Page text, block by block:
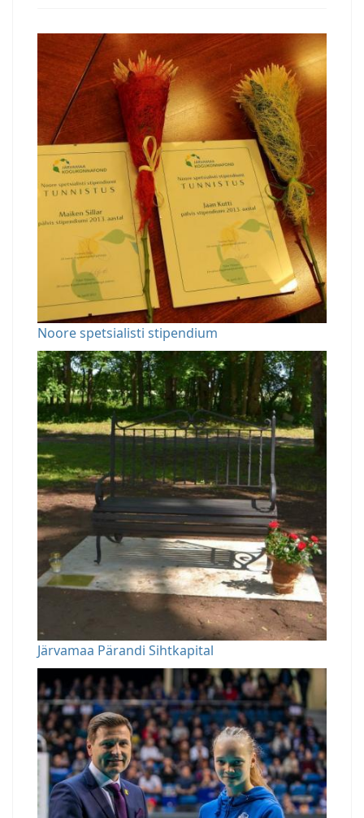
Noore spetsialisti stipendium
Järvamaa Pärandi Sihtkapital